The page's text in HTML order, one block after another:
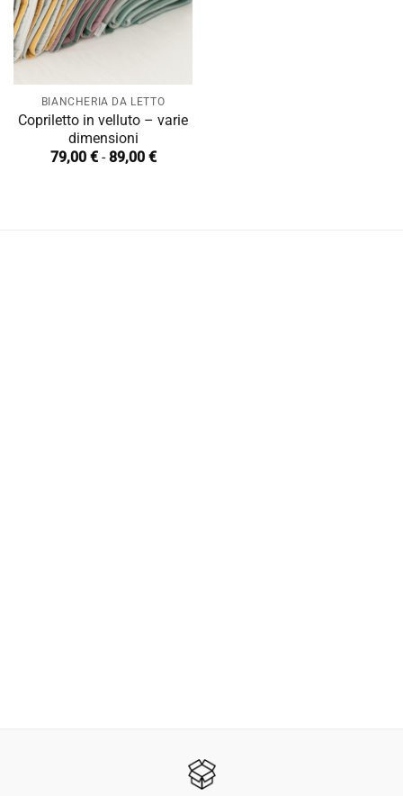
BIANCHERIA DA LETTO
Copriletto in velluto – varie
dimensioni
79,00 € - 89,00 €Fascia